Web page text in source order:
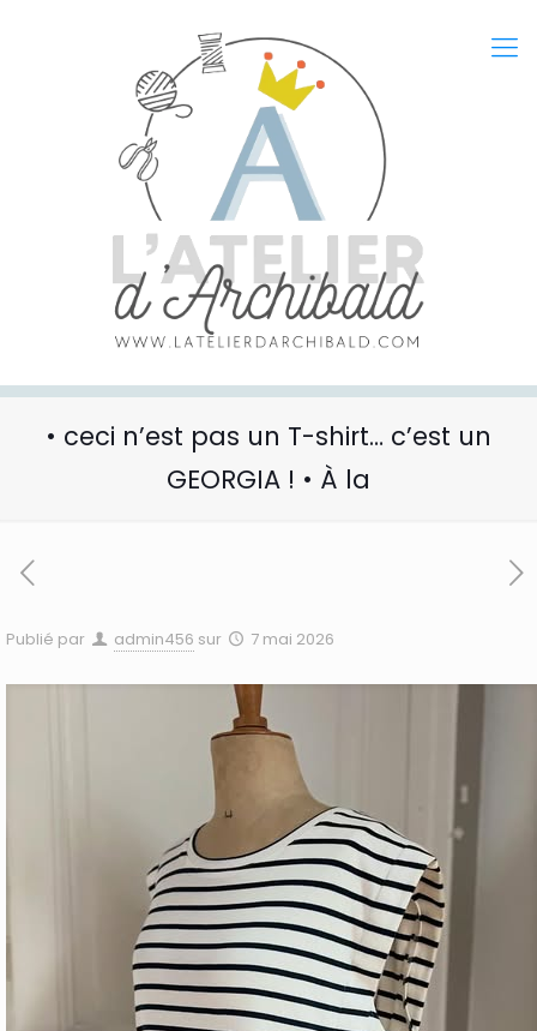
• ceci n’est pas un T-shirt… c’est un
GEORGIA ! • À la
Publié par admin456 sur 7 mai 2026